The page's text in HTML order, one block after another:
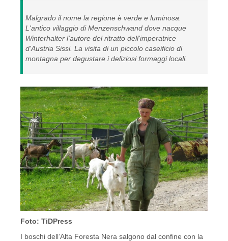
Malgrado il nome la regione è verde e luminosa.
L'antico villaggio di Menzenschwand dove nacque
Winterhalter l'autore del ritratto dell'imperatrice
d'Austria Sissi. La visita di un piccolo caseificio di
montagna per degustare i deliziosi formaggi locali.
Foto: TiDPress
I boschi dell’Alta Foresta Nera salgono dal confine con la